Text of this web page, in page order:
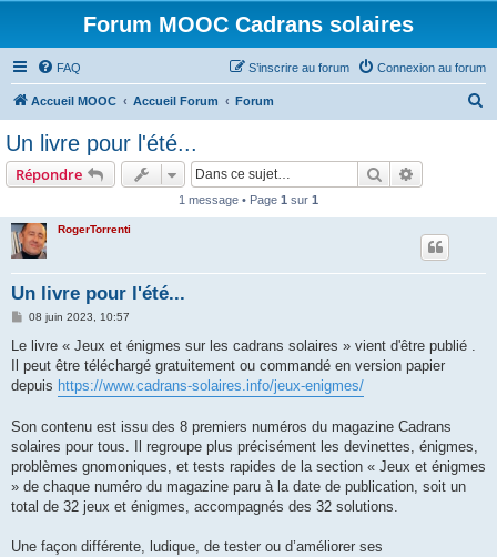
Forum MOOC Cadrans solaires
FAQ Connexion au forum
S’inscrire au forum
Accueil MOOC Accueil Forum Forum
Un livre pour l'été...
Répondre Rechercher
1 message • Page 1 sur 1
RogerTorrenti
Un livre pour l'été...
M
s
a
g
e
08 juin 2023, 10:57
Le livre « Jeux et énigmes sur les cadrans solaires » vient d'être publié .
Il peut être téléchargé gratuitement ou commandé en version papier
depuis https://www.cadrans-solaires.info/jeux-enigmes/
Son contenu est issu des 8 premiers numéros du magazine Cadrans
solaires pour tous. Il regroupe plus précisément les devinettes, énigmes,
problèmes gnomoniques, et tests rapides de la section « Jeux et énigmes
» de chaque numéro du magazine paru à la date de publication, soit un
total de 32 jeux et énigmes, accompagnés des 32 solutions.
Une façon différente, ludique, de tester ou d’améliorer ses